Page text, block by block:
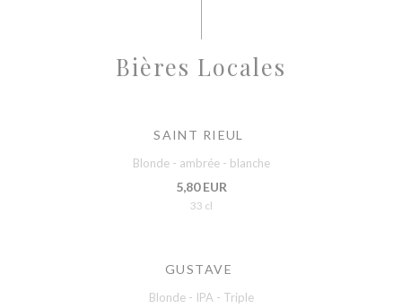
Bières Locales
SAINT RIEUL
Blonde - ambrée - blanche
5,80 EUR
33 cl
GUSTAVE
Blonde - IPA - Triple